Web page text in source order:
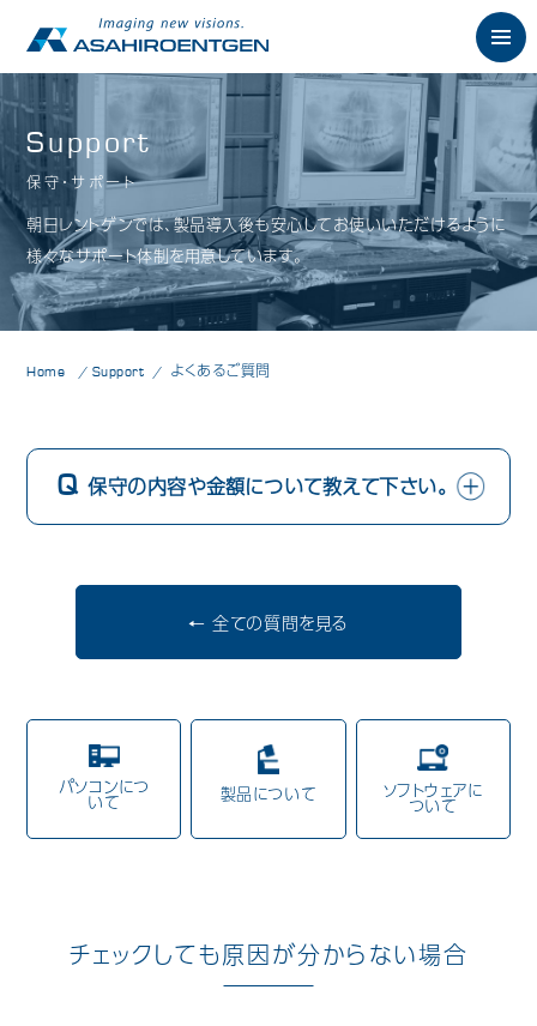
News お知らせ
Philosophy 朝日の想い
Product
歯科用X線製品
歯科用口腔内カメラ
歯科用CAD/CAM製品
Cases
Showroom 営業所・ショールーム
Support
保守・サポート
朝日レントゲンでは、製品導入後も安心してお使いいただけるように
様々なサポート体制を用意しています。
Home Support よくあるご質問
保守の内容や金額について教えて下さい。
← 全ての質問を見る
パソコンにつ
いて 製品について ソフトウェアに
ついて
チェックしても原因が分からない場合